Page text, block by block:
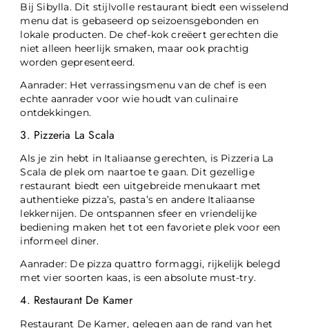
Bij Sibylla. Dit stijlvolle restaurant biedt een wisselend
menu dat is gebaseerd op seizoensgebonden en
lokale producten. De chef-kok creëert gerechten die
niet alleen heerlijk smaken, maar ook prachtig
worden gepresenteerd.
Aanrader: Het verrassingsmenu van de chef is een
echte aanrader voor wie houdt van culinaire
ontdekkingen.
3. Pizzeria La Scala
Als je zin hebt in Italiaanse gerechten, is Pizzeria La
Scala de plek om naartoe te gaan. Dit gezellige
restaurant biedt een uitgebreide menukaart met
authentieke pizza’s, pasta’s en andere Italiaanse
lekkernijen. De ontspannen sfeer en vriendelijke
bediening maken het tot een favoriete plek voor een
informeel diner.
Aanrader: De pizza quattro formaggi, rijkelijk belegd
met vier soorten kaas, is een absolute must-try.
4. Restaurant De Kamer
Restaurant De Kamer, gelegen aan de rand van het